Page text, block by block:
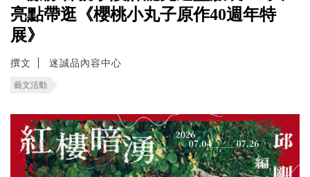
亮點帶逛《櫻桃小丸子原作40週年特
展》
撰文 迷誠品內容中心
藝文活動